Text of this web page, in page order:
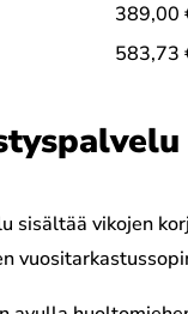
389,00
583,73
sisältää vikojen